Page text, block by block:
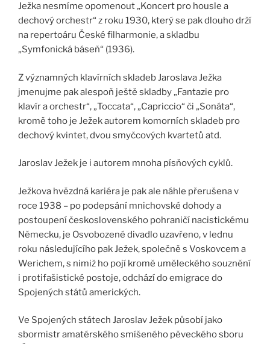
Ježka nesmíme opomenout „Koncert pro housle a
dechový orchestr“ z roku 1930, který se pak dlouho drží
na repertoáru České filharmonie, a skladbu
„Symfonická báseň“ (1936).
Z významných klavírních skladeb Jaroslava Ježka
jmenujme pak alespoň ještě skladby „Fantazie pro
klavír a orchestr“, „Toccata“, „Capriccio“ či „Sonáta“,
kromě toho je Ježek autorem komorních skladeb pro
dechový kvintet, dvou smyčcových kvartetů atd.
Jaroslav Ježek je i autorem mnoha písňových cyklů.
Ježkova hvězdná kariéra je pak ale náhle přerušena v
roce 1938 – po podepsání mnichovské dohody a
postoupení československého pohraničí nacistickému
Německu, je Osvobozené divadlo uzavřeno, v lednu
roku následujícího pak Ježek, společně s Voskovcem a
Werichem, s nimiž ho pojí kromě uměleckého souznění
i protifašistické postoje, odchází do emigrace do
Spojených států amerických.
Ve Spojených státech Jaroslav Ježek působí jako
sbormistr amatérského smíšeného pěveckého sboru